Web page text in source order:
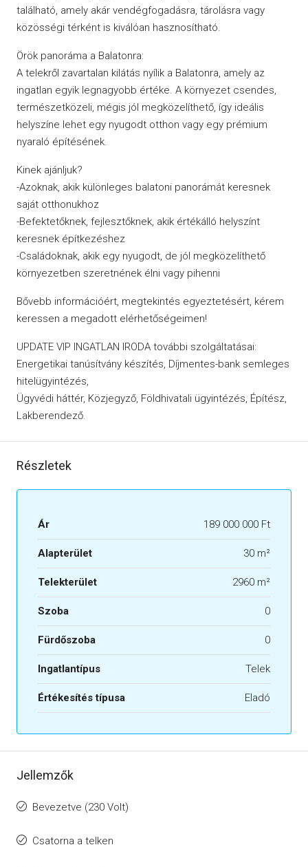
található, amely akár vendégfogadásra, tárolásra vagy
közösségi térként is kiválóan hasznosítható.
Örök panoráma a Balatonra:
A telekről zavartalan kilátás nyílik a Balatonra, amely az
ingatlan egyik legnagyobb értéke. A környezet csendes,
természetközeli, mégis jól megközelíthető, így ideális
helyszíne lehet egy nyugodt otthon vagy egy prémium
nyaraló építésének.
Kinek ajánljuk?
-Azoknak, akik különleges balatoni panorámát keresnek
saját otthonukhoz
-Befektetőknek, fejlesztőknek, akik értékálló helyszínt
keresnek építkezéshez
-Családoknak, akik egy nyugodt, de jól megközelíthető
környezetben szeretnének élni vagy pihenni
Bővebb információért, megtekintés egyeztetésért, kérem
keressen a megadott elérhetőségeimen!
UPDATE VIP INGATLAN IRODA további szolgáltatásai:
Energetikai tanúsítvány készítés, Díjmentes-bank semleges
hitelügyintézés,
Ügyvédi háttér, Közjegyző, Földhivatali ügyintézés, Építész,
Lakberendező.
Részletek
Ár 189 000 000 Ft
Alapterület 30 m²
Telekterület 2960 m²
Szoba 0
Fürdőszoba 0
Ingatlantípus Telek
Értékesítés típusa Eladó
Jellemzők
Bevezetve (230 Volt)
Csatorna a telken